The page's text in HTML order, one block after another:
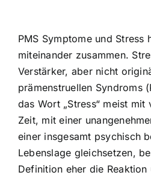
PMS Symptome und Stress
miteinander zusammen.
Verstärker, aber nicht
prämenstruellen Syndroms
das Wort „Stress“ meist
Zeit, mit einer
einer insgesamt psychisch
Lebenslage gleichsetzen,
Definition eher die